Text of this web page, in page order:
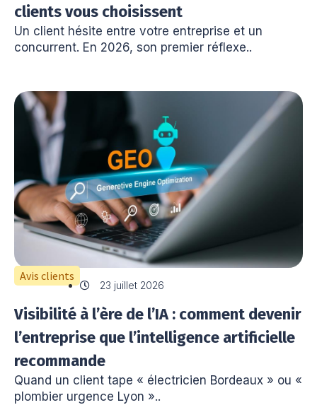
clients vous choisissent
Un client hésite entre votre entreprise et un
concurrent. En 2026, son premier réflexe..
Avis clients
23 juillet 2026
Visibilité à l’ère de l’IA : comment devenir
l’entreprise que l’intelligence artificielle
recommande
Quand un client tape « électricien Bordeaux » ou «
plombier urgence Lyon »..